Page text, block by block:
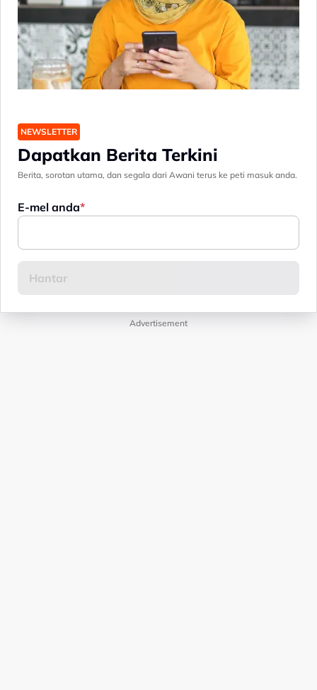
NEWSLETTER
Dapatkan Berita Terkini
Berita, sorotan utama, dan segala dari Awani terus ke peti masuk anda.
E-mel anda
Advertisement